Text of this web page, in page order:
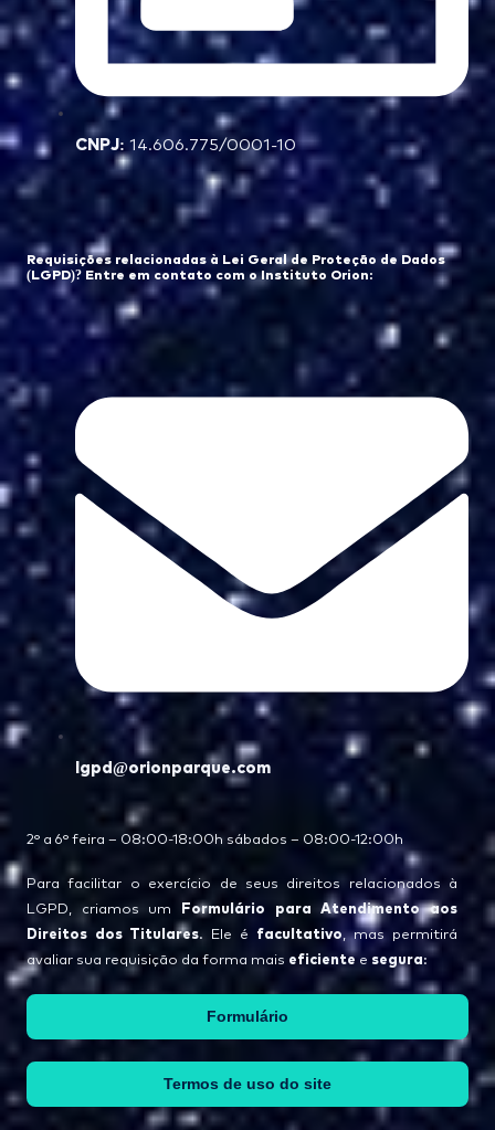
CNPJ: 14.606.775/0001-10
Requisições relacionadas à Lei Geral de Proteção de Dados
(LGPD)? Entre em contato com o Instituto Orion:
lgpd@orionparque.com
2° a 6° feira – 08:00-18:00h sábados – 08:00-12:00h
Para facilitar o exercício de seus direitos relacionados à
LGPD, criamos um Formulário para Atendimento aos
Direitos dos Titulares. Ele é facultativo, mas permitirá
avaliar sua requisição da forma mais eficientee segura:
Formulário
Termos de uso do site